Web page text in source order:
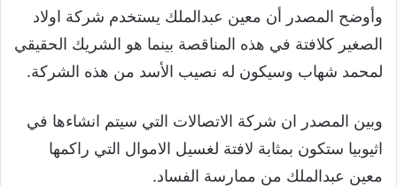
وأوضح المصدر أن معين عبدالملك يستخدم شركة اولاد
الصغير كلافتة في هذه المناقصة بينما هو الشريك الحقيقي
لمحمد شهاب وسيكون له نصيب الأسد من هذه الشركة.
وبين المصدر ان شركة الاتصالات التي سيتم انشاءها في
اثيوبيا ستكون بمثابة لافتة لغسيل الاموال التي راكمها
معين عبدالملك من ممارسة الفساد.